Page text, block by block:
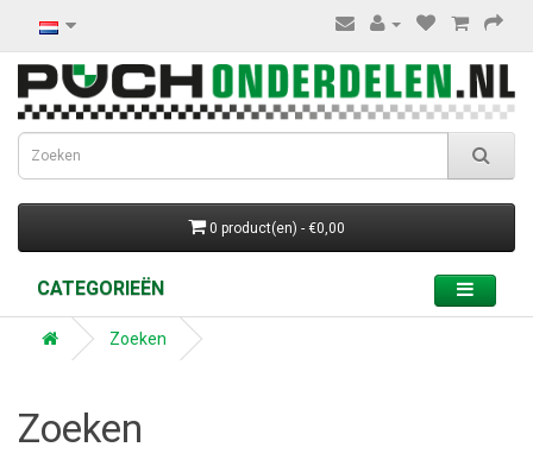
0 product(en) - €0,00
CATEGORIEËN
Zoeken
Zoeken